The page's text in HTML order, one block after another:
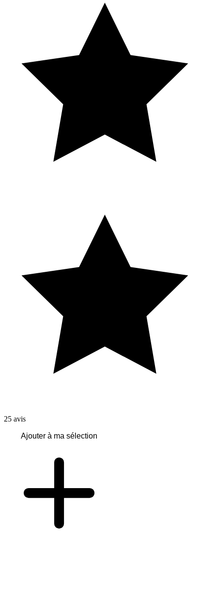
25 avis
Ajouter à ma sélection